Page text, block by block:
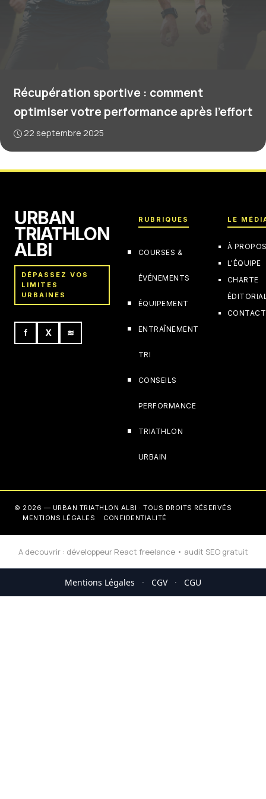
Récupération sportive : comment
optimiser votre performance après l’effort
22 septembre 2025
URBAN
TRIATHLON
ALBI
DÉPASSEZ VOS
LIMITES
URBAINES
f X ≋
RUBRIQUES
COURSES &
ÉVÉNEMENTS
ÉQUIPEMENT
ENTRAÎNEMENT
TRI
CONSEILS
PERFORMANCE
TRIATHLON
URBAIN
LE
À
L'ÉQUIPE
CHARTE
CONTACT
© 2026 — URBAN TRIATHLON ALBI · TOUS DROITS RÉSERVÉS
MENTIONS LÉGALES
CONFIDENTIALITÉ
A decouvrir : développeur React freelance• audit SEO gratuit
Mentions Légales · CGV · CGU